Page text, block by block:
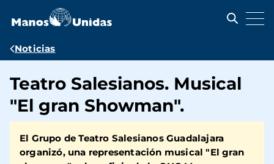
contenido
Ruta
navegación
Noticias
Teatro Salesianos. Musical
"El gran Showman".
El Grupo de Teatro Salesianos Guadalajara
organizó, una representación musical "El gran